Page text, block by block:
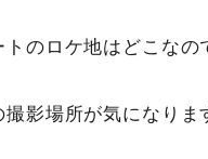
のロケ地はどこなの
影場所が気になりま